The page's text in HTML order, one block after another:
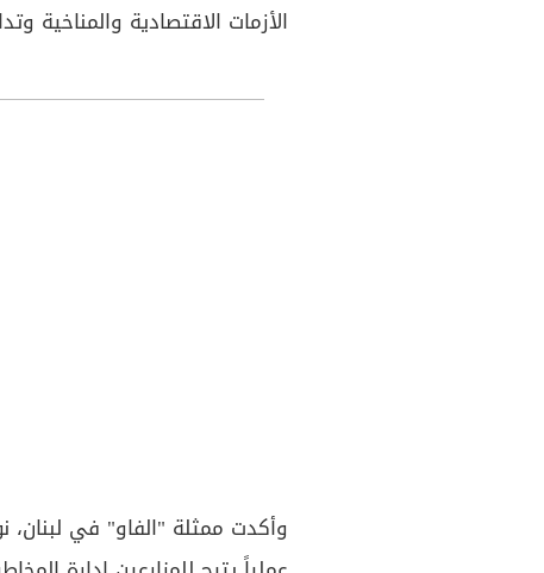
الأزمات الاقتصادية والمناخية
وأكدت ممثلة "الفاو" في لبنان،